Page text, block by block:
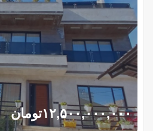
۱۲,۵۰۰,۰۰۰,۰۰۰تومان